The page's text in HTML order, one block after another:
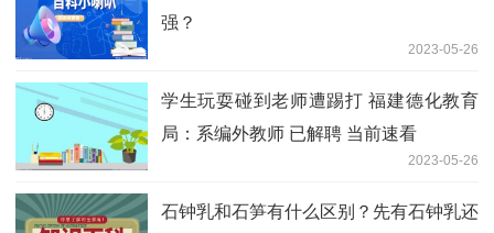
强？
2023-05-26
学生玩耍碰到老师遭踢打 福建德化教育
局：系编外教师 已解聘 当前速看
2023-05-26
石钟乳和石笋有什么区别？先有石钟乳还